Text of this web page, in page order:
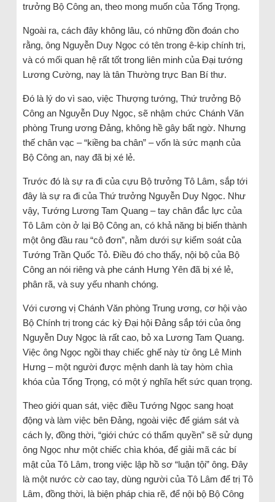
trưởng Bộ Công an, theo mong muốn của Tổng Trọng.
Ngoài ra, cách đây không lâu, có những đồn đoán cho
rằng, ông Nguyễn Duy Ngọc có tên trong ê-kip chính trị,
và có mối quan hệ rất tốt trong liên minh của Đại tướng
Lương Cường, nay là tân Thường trực Ban Bí thư.
Đó là lý do vì sao, việc Thượng tướng, Thứ trưởng Bộ
Công an Nguyễn Duy Ngọc, sẽ nhậm chức Chánh Văn
phòng Trung ương Đảng, không hề gây bất ngờ. Nhưng
thế chân vạc – “kiềng ba chân” – vốn là sức mạnh của
Bộ Công an, nay đã bị xé lẻ.
Trước đó là sự ra đi của cựu Bộ trưởng Tô Lâm, sắp tới
đây là sự ra đi của Thứ trưởng Nguyễn Duy Ngọc. Như
vậy, Tướng Lương Tam Quang – tay chân đắc lực của
Tô Lâm còn ở lại Bộ Công an, có khả năng bị biến thành
một ông đầu rau “cô đơn”, nằm dưới sự kiểm soát của
Tướng Trần Quốc Tỏ. Điều đó cho thấy, nội bộ của Bộ
Công an nói riêng và phe cánh Hưng Yên đã bị xé lẻ,
phân rã, và suy yếu nhanh chóng.
Với cương vị Chánh Văn phòng Trung ương, cơ hội vào
Bộ Chính trị trong các kỳ Đại hội Đảng sắp tới của ông
Nguyễn Duy Ngọc là rất cao, bỏ xa Lương Tam Quang.
Việc ông Ngọc ngồi thay chiếc ghế này từ ông Lê Minh
Hưng – một người được mệnh danh là tay hòm chìa
khóa của Tổng Trọng, có một ý nghĩa hết sức quan trọng.
Theo giới quan sát, việc điều Tướng Ngọc sang hoạt
động và làm việc bên Đảng, ngoài việc để giám sát và
cách ly, đồng thời, “giới chức có thẩm quyền” sẽ sử dụng
ông Ngọc như một chiếc chìa khóa, để giải mã các bí
mật của Tô Lâm, trong việc lập hồ sơ “luận tội” ông. Đây
là một nước cờ cao tay, dùng người của Tô Lâm để trị Tô
Lâm, đồng thời, là biện pháp chia rẽ, để nội bộ Bộ Công